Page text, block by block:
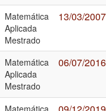
Matemática
Aplicada
Mestrado
13/03/2007
Matemática
Aplicada
Mestrado
06/07/2016
Matemática